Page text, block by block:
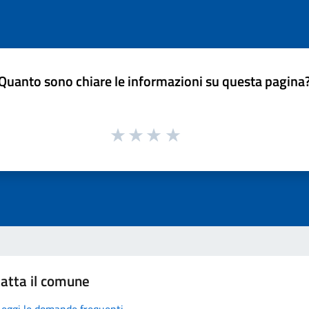
sono chiare le informazioni su questa
il comune